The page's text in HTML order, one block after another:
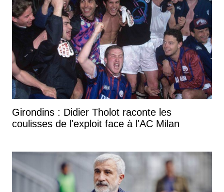
Girondins : Didier Tholot raconte les
coulisses de l'exploit face à l'AC Milan